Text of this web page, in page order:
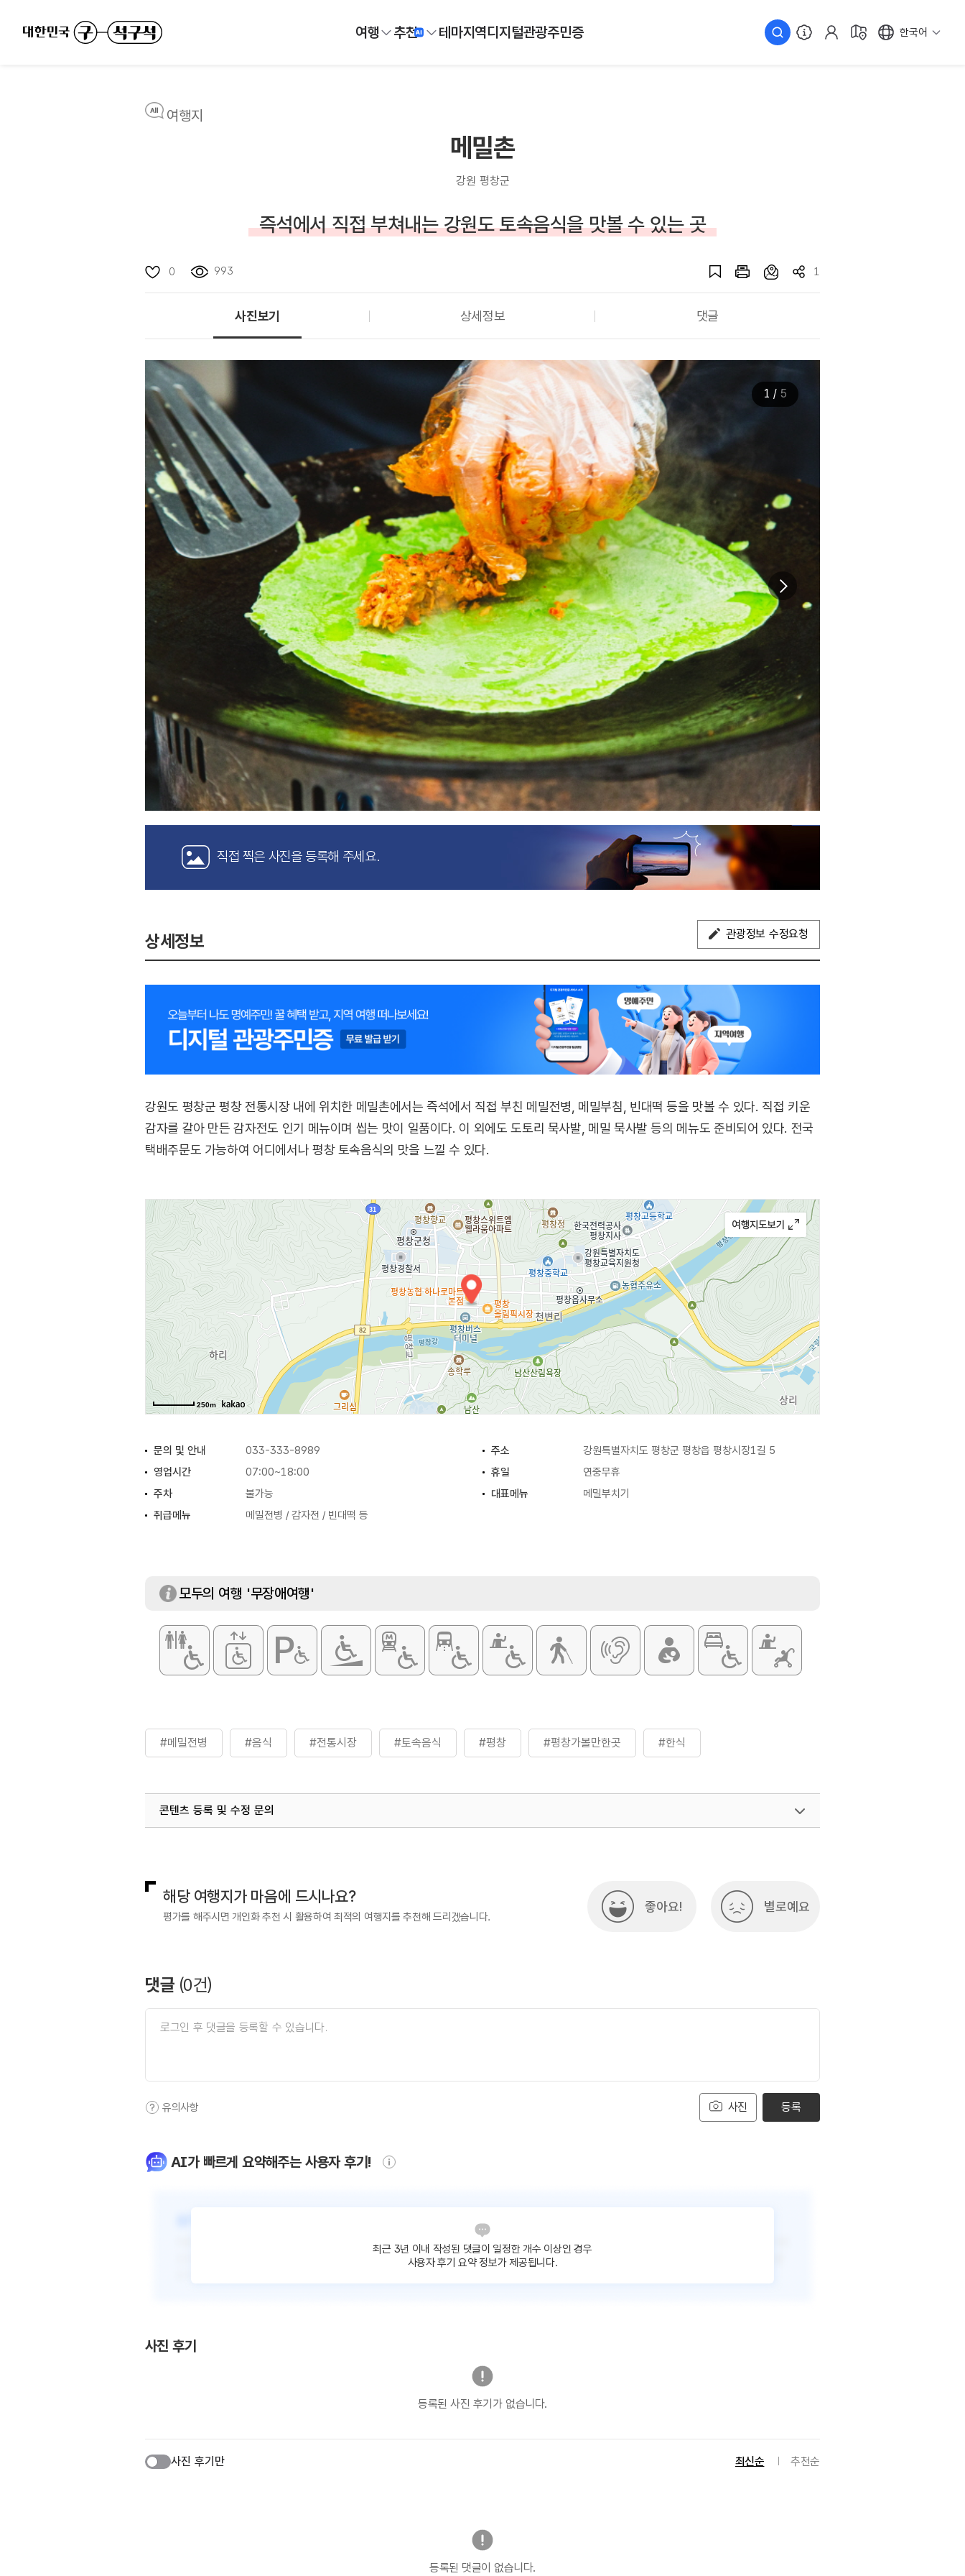
여행 추천 테마지역디지털관광주민증 한국어
여행지
메밀촌
강원 평창군
즉석에서 직접 부쳐내는 강원도 토속음식을 맛볼 수 있는 곳
0 993 1
사진보기 상세정보 댓글
1 / 5
직접 찍은 사진을 등록해 주세요.
상세정보 관광정보 수정요청
강원도 평창군 평창 전통시장 내에 위치한 메밀촌에서는 즉석에서 직접 부친 메밀전병, 메밀부침, 빈대떡 등을 맛볼 수 있다. 직접 키운
감자를 갈아 만든 감자전도 인기 메뉴이며 씹는 맛이 일품이다. 이 외에도 도토리 묵사발, 메밀 묵사발 등의 메뉴도 준비되어 있다. 전국
택배주문도 가능하여 어디에서나 평창 토속음식의 맛을 느낄 수 있다.
250m
문의 및 안내 033-333-8989 주소
강원특별자치도 평창군 평창읍 평창시장1길 5
영업시간
07:00~18:00 휴일
연중무휴
주차
불가능 대표메뉴
메밀부치기
취급메뉴
메밀전병 / 감자전 / 빈대떡 등
모두의 여행 '무장애여행'
#메밀전병 #음식 #전통시장 #토속음식 #평창 #평창가볼만한곳 #한식
콘텐츠 등록 및 수정 문의
해당 여행지가 마음에 드시나요?
평가를 해주시면 개인화 추천 시 활용하여 최적의 여행지를 추천해 드리겠습니다.
좋아요! 별로예요
댓글 (0건)
사진
유의사항 등록
AI가 빠르게 요약해주는 사용자 후기!
최근 3년 이내 작성된 댓글이 일정한 개수 이상인 경우
사용자 후기 요약 정보가 제공됩니다.
사진 후기
등록된 사진 후기가 없습니다.
사진 후기만 최신순 추천순
등록된 댓글이 없습니다.